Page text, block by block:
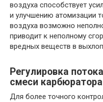
воздуха способствует
и улучшению атомизации
воздуха возможно
приводит к неполному
вредных веществ в
Регулировка
смеси карбюратора
Для более точного